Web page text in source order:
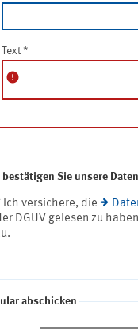
Text *
error
Sie unsere
Ich versichere, die
DGUV gelesen zu
abschicken